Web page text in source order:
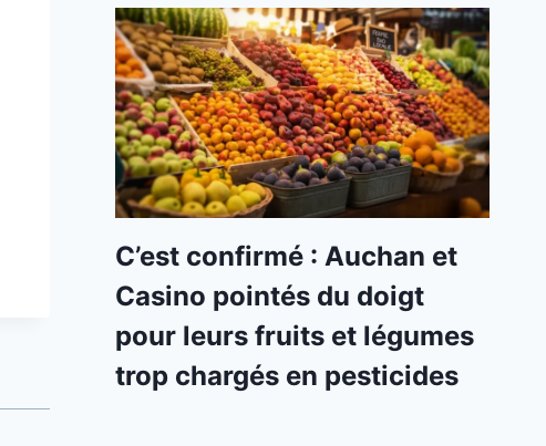
C’est confirmé : Auchan et
Casino pointés du doigt
pour leurs fruits et légumes
trop chargés en pesticides